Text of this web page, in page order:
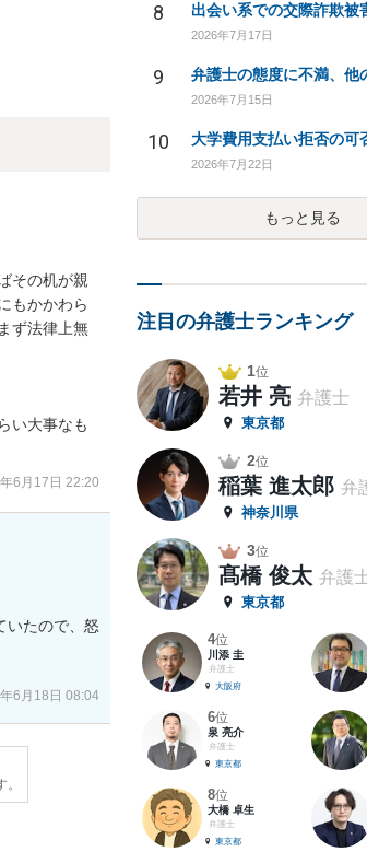
その机が親
もかかわら
ず法律上無
い大事なも
6月17日 22:20
いたので、怒
6月18日 08:04
8
2026年7月17日
9
2026年7月15日
10
2026年7月22日
もっと見る
注目の弁護士ランキング
1位
若井 亮 弁護士
東京都
2位
稲葉 進太郎 弁
神奈川県
3位
髙橋 俊太 弁護
東京都
4位
川添 圭
弁護士
大阪府
6位
泉 亮介
弁護士
東京都
8位
大橋 卓生
弁護士
東京都